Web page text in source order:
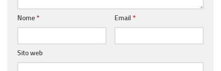
Nome* Email *
Sito web